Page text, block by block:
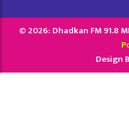
© 2026: Dhadkan FM 91.8
Design